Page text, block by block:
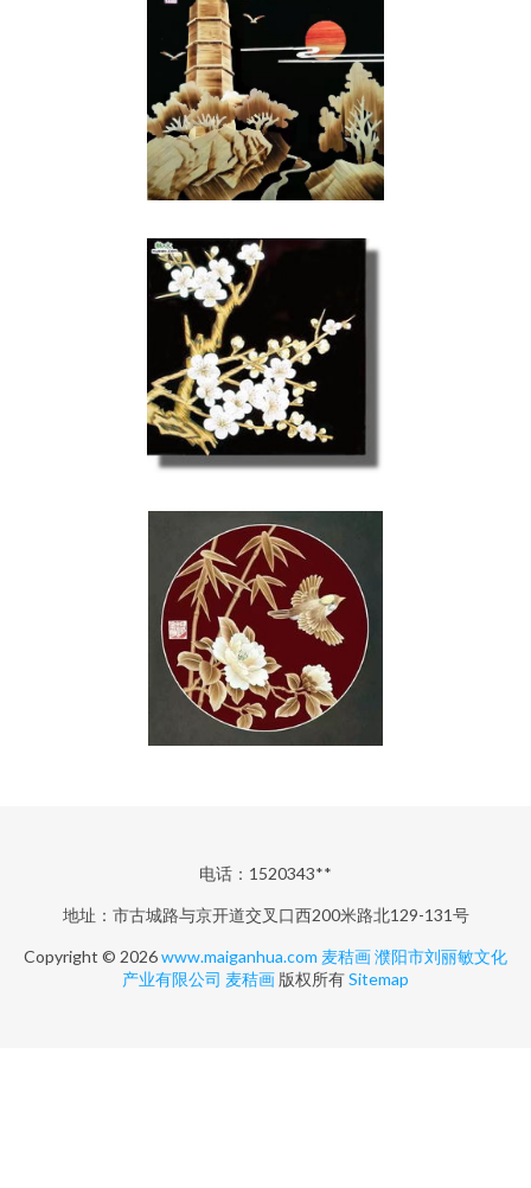
电话：1520343**
地址：市古城路与京开道交叉口西200米路北129-131号
Copyright © 2026www.maiganhua.com 麦秸画濮阳市刘丽敏文化
产业有限公司 麦秸画 版权所有Sitemap